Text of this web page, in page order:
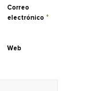
Correo
electrónico *
Web